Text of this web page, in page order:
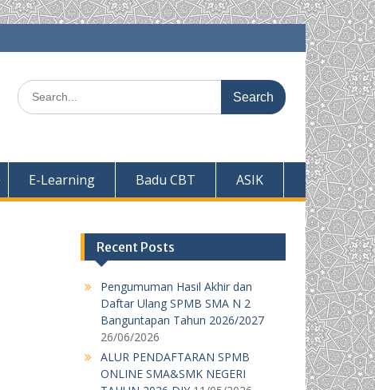
Search
for:
E-Learning Badu CBT ASIK
Recent Posts
Pengumuman Hasil Akhir dan
Daftar Ulang SPMB SMA N 2
Banguntapan Tahun 2026/2027
26/06/2026
ALUR PENDAFTARAN SPMB
ONLINE SMA&SMK NEGERI